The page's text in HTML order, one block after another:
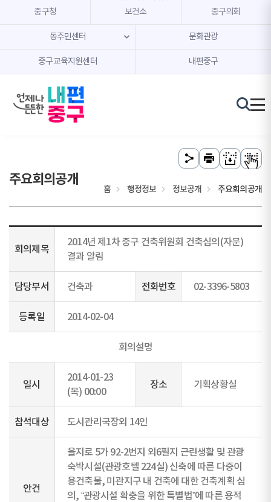
본문 내용 바로가기
주메뉴 바로가기
중구청 보건소 중구의회
동주민센터 문화관광
중구교육지원센터 내편중구
주요회의공개
홈 행정정보 정보공개 주요회의공개
회의제목
2014년 제1차 중구 건축위원회 건축심의(자문)
결과 알림
담당부서 건축과 전화번호 02-3396-5803
등록일 2014-02-04
회의설명
일시
2014-01-23
(목) 00:00
장소 기획상황실
참석대상 도시관리국장외 14인
안건
을지로 5가 92-2번지 외6필지 근린생활 및 관광
숙박시설(관광호텔 224실) 신축에 따른 다중이
용건축물, 미관지구 내 건축에 대한 건축계획 심
의, “관광시설 확충을 위한 특별법”에 따른 용적